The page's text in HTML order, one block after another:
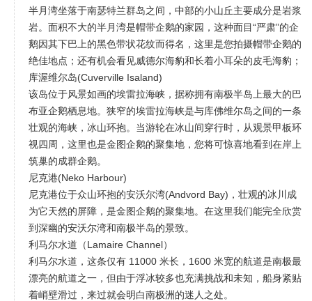
半月湾坐落于南瑟特兰群岛之间，中部的小山丘主要成分是岩浆
岩。面积不大的半月湾是帽带企鹅的家园，这种面目“严肃”的企
鹅因其下巴上的黑色带状花纹而得名，这里是您拍摄帽带企鹅的
绝佳地点；还有机会看见威德尔海豹和长着小耳朵的皮毛海豹；
库渥维尔岛(Cuverville Isaland)
该岛位于风景如画的埃雷拉海峡，据称拥有南极半岛上最大的巴
布亚企鹅栖息地。狭窄的埃雷拉海峡是与库佛维尔岛之间的一条
壮观的海峡，冰山环抱。当游轮在冰山间穿行时，从观景甲板环
视四周，这里也是金图企鹅的聚集地，您将可惊喜地看到在岸上
筑巢的成群企鹅。
尼克港(Neko Harbour)
尼克港位于众山环抱的安沃尔湾(Andvord Bay)，壮观的冰川成
为它天然的屏障，是金图企鹅的聚集地。在这里我们能完全欣赏
到深幽的安沃尔湾和南极半岛的景致。
利马尔水道（Lamaire Channel）
利马尔水道，这条仅有 11000 米长，1600 米宽的航道是南极最
漂亮的航道之一，但由于浮冰较多也充满挑战和未知，船身紧贴
着峭壁滑过，来过就会明白南极洲的迷人之处。